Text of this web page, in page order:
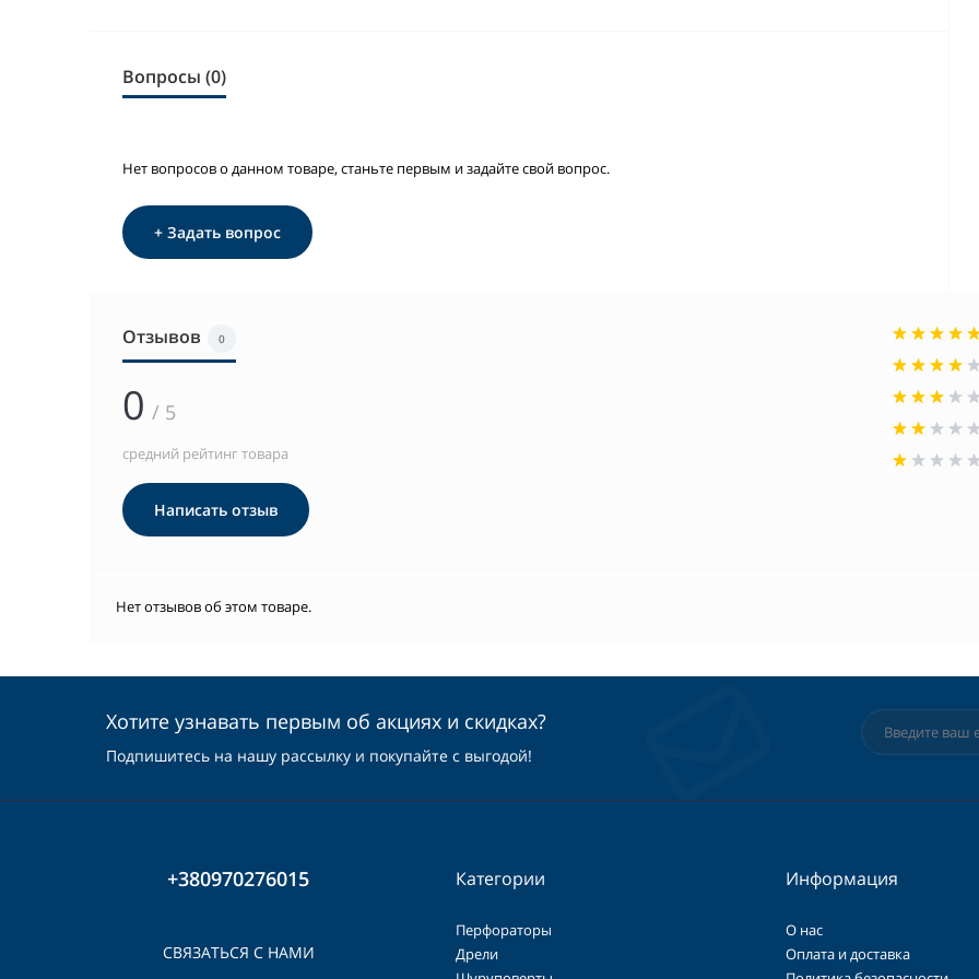
Вопросы (0)
Нет вопросов о данном товаре, станьте первым и задайте свой вопрос.
+ Задать вопрос
Отзывов 0
0 / 5
средний рейтинг товара
Написать отзыв
Нет отзывов об этом товаре.
Хотите узнавать первым об акциях и скидках?
Подпишитесь на нашу рассылку и покупайте с выгодой!
+380970276015
СВЯЗАТЬСЯ С НАМИ
Категории
Перфораторы
Дрели
Информация
О нас
Оплата и доставка